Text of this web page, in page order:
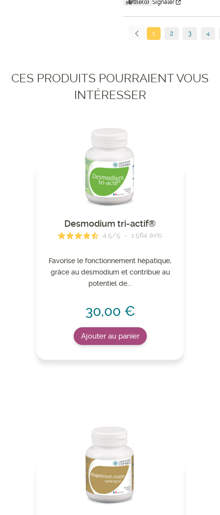
Utile(0) Signaler
1 2 3 4
CES PRODUITS POURRAIENT VOUS
INTÉRESSER
Desmodium tri-actif®
4.5/5 - 1 564 avis
Favorise le fonctionnement hépatique,
grâce au desmodium et contribue au
potentiel de...
30,00 €
Ajouter au panier